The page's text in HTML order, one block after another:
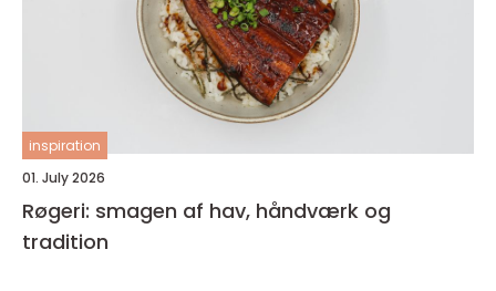
inspiration
01. July 2026
Røgeri: smagen af hav, håndværk og
tradition